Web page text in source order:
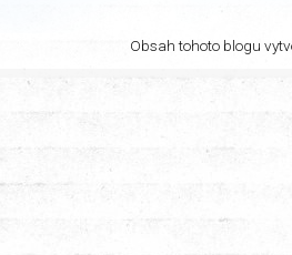
Obsah tohoto blogu